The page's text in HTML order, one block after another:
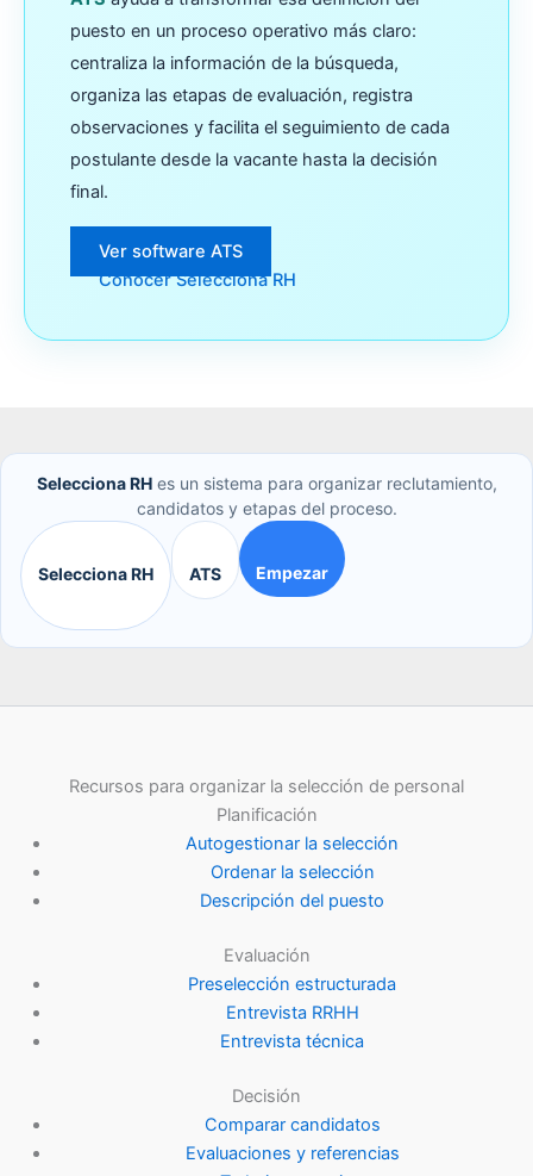
puesto en un proceso operativo más claro:
centraliza la información de la búsqueda,
organiza las etapas de evaluación, registra
observaciones y facilita el seguimiento de cada
postulante desde la vacante hasta la decisión
final.
Ver software ATS
Conocer Selecciona RH
Selecciona RHes un sistema para organizar reclutamiento,
candidatos y etapas del proceso.
Selecciona RH ATS Empezar
Recursos para organizar la selección de personal
Planificación
Autogestionar la selección
Ordenar la selección
Descripción del puesto
Evaluación
Preselección estructurada
Entrevista RRHH
Entrevista técnica
Decisión
Comparar candidatos
Evaluaciones y referencias